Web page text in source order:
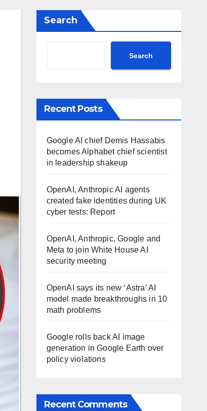
Search
Search
Recent Posts
Google AI chief Demis Hassabis
becomes Alphabet chief scientist
in leadership shakeup
OpenAI, Anthropic AI agents
created fake identities during UK
cyber tests: Report
OpenAI, Anthropic, Google and
Meta to join White House AI
security meeting
OpenAI says its new ‘Astra’ AI
model made breakthroughs in 10
math problems
Google rolls back AI image
generation in Google Earth over
policy violations
Recent Comments